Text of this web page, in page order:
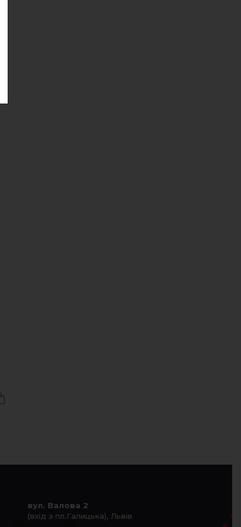
вул. Валова 2
(вхід з пл.Галицька), Львів